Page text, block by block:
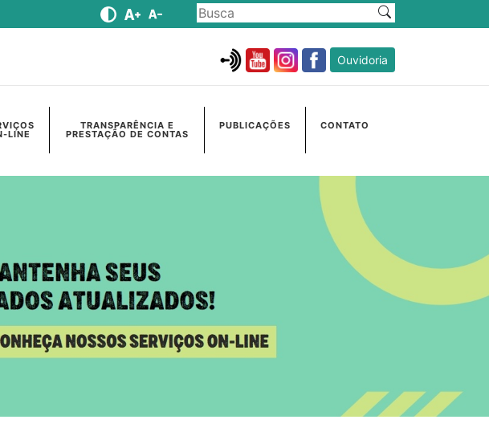
Ouvidoria
LINE
TRANSPARÊNCIA E
PRESTAÇÃO DE CONTAS
PUBLICAÇÕES CONTATO